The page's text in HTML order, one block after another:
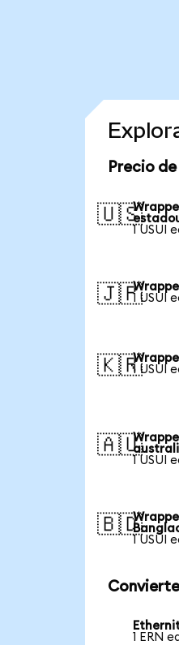
Precio
🇺🇸
1 USUI
🇯🇵1 USUI
🇰🇷1 USUI
🇦🇺
1 USUI
🇧🇩
1 USUI
1 ERN